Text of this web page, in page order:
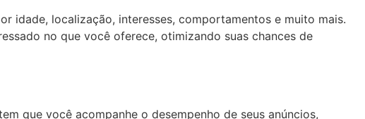
idade, localização, interesses, comportamentos e muito mais.
no que você oferece, otimizando suas chances de
que você acompanhe o desempenho de seus anúncios,